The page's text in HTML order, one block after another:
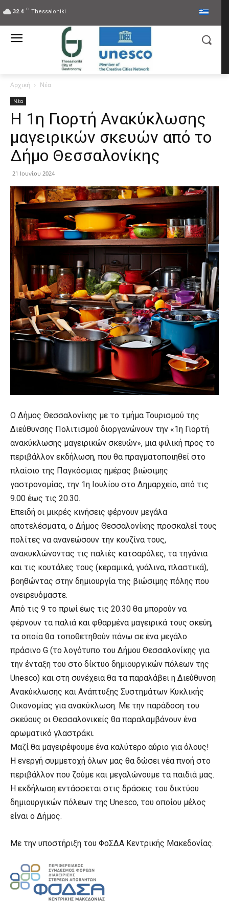
32.4 C Thessaloniki
Αρχική Νέα
Νέα
Η 1η Γιορτή Ανακύκλωσης
μαγειρικών σκευών από το
Δήμο Θεσσαλονίκης
21 Ιουνίου 2024
Ο Δήμος Θεσσαλονίκης με το τμήμα Τουρισμού της
Διεύθυνσης Πολιτισμού διοργανώνουν την «1η Γιορτή
ανακύκλωσης μαγειρικών σκευών», μια φιλική προς το
περιβάλλον εκδήλωση, που θα πραγματοποιηθεί στο
πλαίσιο της Παγκόσμιας ημέρας βιώσιμης
γαστρονομίας, την 1η Ιουλίου στο Δημαρχείο, από τις
9.00 έως τις 20.30.
Επειδή οι μικρές κινήσεις φέρνουν μεγάλα
αποτελέσματα, ο Δήμος Θεσσαλονίκης προσκαλεί τους
πολίτες να ανανεώσουν την κουζίνα τους,
ανακυκλώνοντας τις παλιές κατσαρόλες, τα τηγάνια
και τις κουτάλες τους (κεραμικά, γυάλινα, πλαστικά),
βοηθώντας στην δημιουργία της βιώσιμης πόλης που
ονειρευόμαστε.
Από τις 9 το πρωί έως τις 20.30 θα μπορούν να
φέρνουν τα παλιά και φθαρμένα μαγειρικά τους σκεύη,
τα οποία θα τοποθετηθούν πάνω σε ένα μεγάλο
πράσινο G (το λογότυπο του Δήμου Θεσσαλονίκης για
την ένταξη του στο δίκτυο δημιουργικών πόλεων της
Unesco) και στη συνέχεια θα τα παραλάβει η Διεύθυνση
Ανακύκλωσης και Ανάπτυξης Συστημάτων Κυκλικής
Οικονομίας για ανακύκλωση. Με την παράδοση του
σκεύους οι Θεσσαλονικείς θα παραλαμβάνουν ένα
αρωματικό γλαστράκι.
Μαζί θα μαγειρέψουμε ένα καλύτερο αύριο για όλους!
Η ενεργή συμμετοχή όλων μας θα δώσει νέα πνοή στο
περιβάλλον που ζούμε και μεγαλώνουμε τα παιδιά μας.
Η εκδήλωση εντάσσεται στις δράσεις του δικτύου
δημιουργικών πόλεων της Unesco, του οποίου μέλος
είναι ο Δήμος.
Με την υποστήριξη του ΦοΣΔΑ Κεντρικής Μακεδονίας.